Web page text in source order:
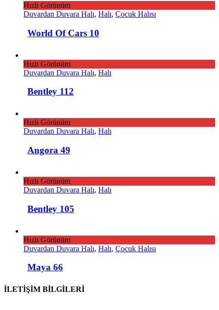
Hızlı Görünüm
Duvardan Duvara Halı, Halı, Çocuk Halısı
World Of Cars 10
Hızlı Görünüm
Duvardan Duvara Halı, Halı
Bentley 112
Hızlı Görünüm
Duvardan Duvara Halı, Halı
Angora 49
Hızlı Görünüm
Duvardan Duvara Halı, Halı
Bentley 105
Hızlı Görünüm
Duvardan Duvara Halı, Halı, Çocuk Halısı
Maya 66
İLETİŞİM BİLGİLERİ